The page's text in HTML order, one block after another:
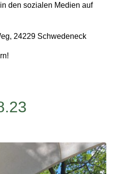
den sozialen Medien auf
24229 Schwedeneck